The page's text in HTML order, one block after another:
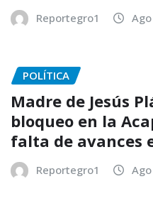
Reportegro1
POLÍTICA
Madre de Jesús
bloqueo en la
falta de avances
Reportegro1